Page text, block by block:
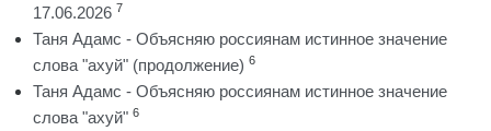
17.06.2026 7
Таня Адамс - Объясняю россиянам истинное значение
слова "ахуй" (продолжение) 6
Таня Адамс - Объясняю россиянам истинное значение
слова "ахуй" 6